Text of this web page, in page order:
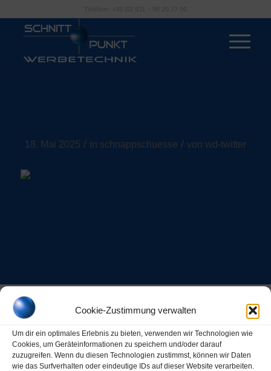
Cookie-Zustimmung verwalten
Um dir ein optimales Erlebnis zu bieten, verwenden wir Technologien wie
Cookies, um Geräteinformationen zu speichern und/oder darauf
zuzugreifen. Wenn du diesen Technologien zustimmst, können wir Daten
wie das Surfverhalten oder eindeutige IDs auf dieser Website verarbeiten.
18. Mai 2025 / in schnappschuesse / von wd-twitter
KONTAKT
Schnittpunkt – Werbetechnik
Steinbergstr. 18